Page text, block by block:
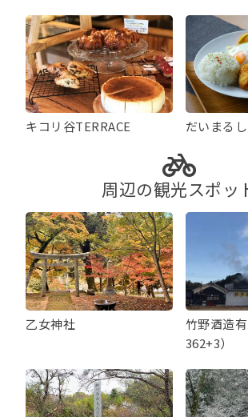
キコリ谷TERRACE だいまる
周辺の観光スポッ
乙女神社
竹野酒造
362+3）